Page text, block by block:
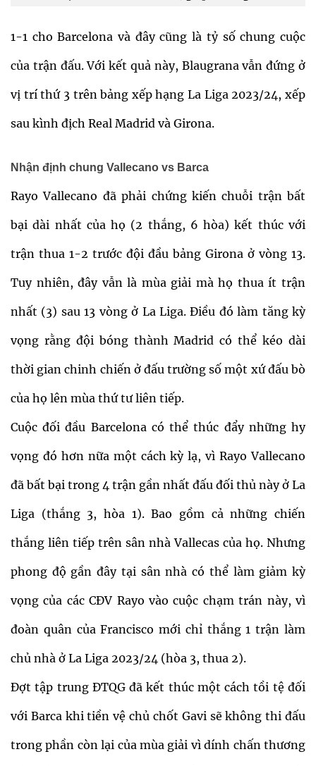
1-1 cho Barcelona và đây cũng là tỷ số chung cuộc
của trận đấu. Với kết quả này, Blaugrana vẫn đứng ở
vị trí thứ 3 trên bảng xếp hạng La Liga 2023/24, xếp
sau kình địch Real Madrid và Girona.
Nhận định chung Vallecano vs Barca
Rayo Vallecano đã phải chứng kiến ​​chuỗi trận bất
bại dài nhất của họ (2 thắng, 6 hòa) kết thúc với
trận thua 1-2 trước đội đầu bảng Girona ở vòng 13.
Tuy nhiên, đây vẫn là mùa giải mà họ thua ít trận
nhất (3) sau 13 vòng ở La Liga. Điều đó làm tăng kỳ
vọng rằng đội bóng thành Madrid có thể kéo dài
thời gian chinh chiến ở đấu trường số một xứ đấu bò
của họ lên mùa thứ tư liên tiếp.
Cuộc đối đầu Barcelona có thể thúc đẩy những hy
vọng đó hơn nữa một cách kỳ lạ, vì Rayo Vallecano
đã bất bại trong 4 trận gần nhất đấu đối thủ này ở La
Liga (thắng 3, hòa 1). Bao gồm cả những chiến
thắng liên tiếp trên sân nhà Vallecas của họ. Nhưng
phong độ gần đây tại sân nhà có thể làm giảm kỳ
vọng của các CĐV Rayo vào cuộc chạm trán này, vì
đoàn quân của Francisco mới chỉ thắng 1 trận làm
chủ nhà ở La Liga 2023/24 (hòa 3, thua 2).
Đợt tập trung ĐTQG đã kết thúc một cách tồi tệ đối
với Barca khi tiền vệ chủ chốt Gavi sẽ không thi đấu
trong phần còn lại của mùa giải vì dính chấn thương